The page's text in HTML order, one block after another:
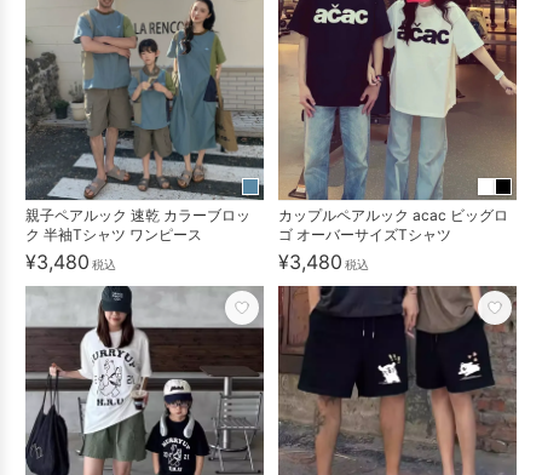
親子ペアルック 速乾 カラーブロッ
ク 半袖Tシャツ ワンピース
¥3,480 税込
カップルペアルック acac ビッグロ
ゴ オーバーサイズTシャツ
¥3,480 税込